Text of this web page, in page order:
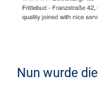
Nun wurde